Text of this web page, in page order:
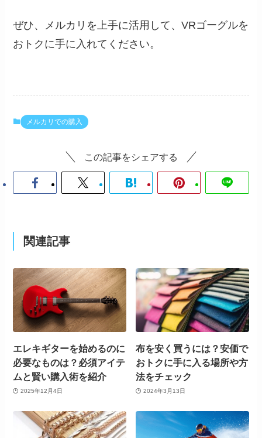
ぜひ、メルカリを上手に活用して、VRゴーグルを
おトクに手に入れてください。
メルカリでの購入
この記事をシェアする
関連記事
エレキギターを始めるのに
必要なものは？必須アイテ
ムと賢い購入術を紹介
2025年12月4日
布を安く買うには？安価で
おトクに手に入る場所や方
法をチェック
2024年3月13日